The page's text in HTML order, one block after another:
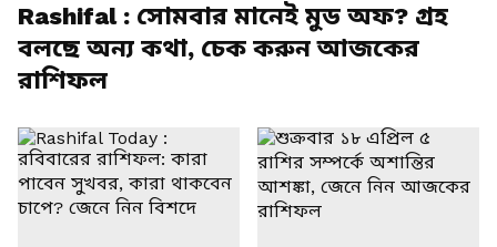
Rashifal : সোমবার মানেই মুড অফ? গ্রহ
বলছে অন্য কথা, চেক করুন আজকের
রাশিফল